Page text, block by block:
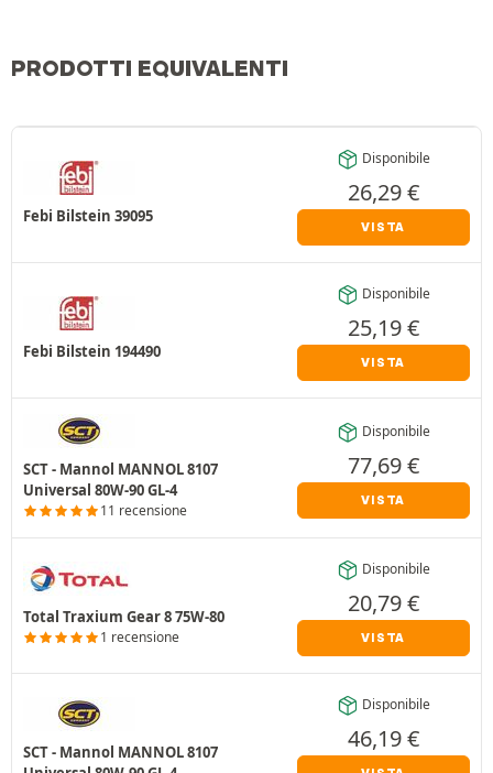
PRODOTTI EQUIVALENTI
Febi Bilstein 39095
Disponibile
26,29€
VISTA
Febi Bilstein 194490
Disponibile
25,19€
VISTA
SCT - Mannol MANNOL 8107
Universal 80W-90 GL-4
11 recensione
Disponibile
77,69€
VISTA
Total Traxium Gear 8 75W-80
1 recensione
Disponibile
20,79€
VISTA
SCT - Mannol MANNOL 8107
Disponibile
46,19€